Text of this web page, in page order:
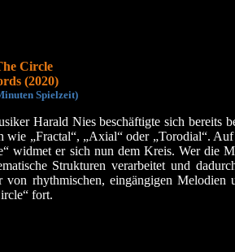
Circle
(2020)
uten Spielzeit)
Harald Nies beschäftigte sich bereits
wie „Fractal“, „Axial“ oder „Torodial“.
widmet er sich nun dem Kreis. Wer die
Strukturen verarbeitet und
rhythmischen, eingängigen Melodien
fort.